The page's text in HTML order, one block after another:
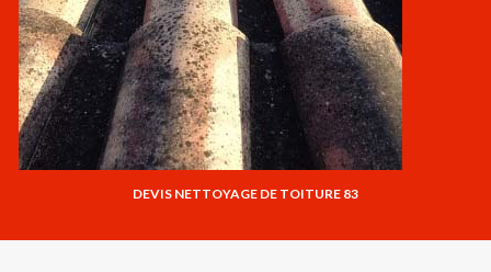
DEVIS NETTOYAGE DE TOITURE 83